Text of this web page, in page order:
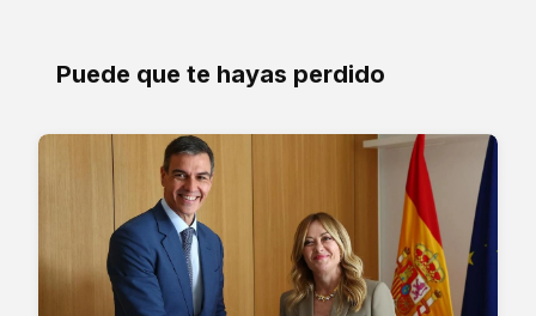
Puede que te hayas perdido